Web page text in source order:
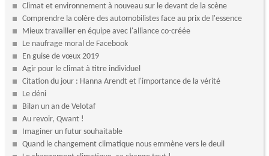
Climat et environnement à nouveau sur le devant de la scène
Comprendre la colère des automobilistes face au prix de l'essence
Mieux travailler en équipe avec l'alliance co-créée
Le naufrage moral de Facebook
En guise de vœux 2019
Agir pour le climat à titre individuel
Citation du jour : Hanna Arendt et l'importance de la vérité
Le déni
Bilan un an de Velotaf
Au revoir, Qwant !
Imaginer un futur souhaitable
Quand le changement climatique nous emmène vers le deuil